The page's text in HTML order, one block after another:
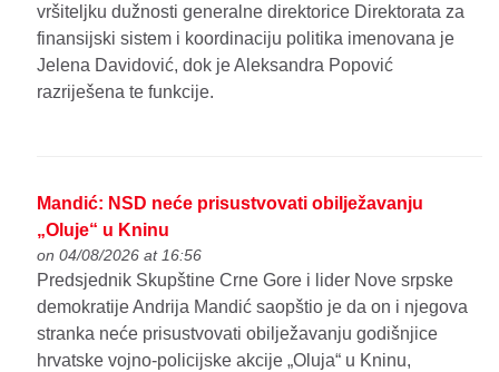
vršiteljku dužnosti generalne direktorice Direktorata za
finansijski sistem i koordinaciju politika imenovana je
Jelena Davidović, dok je Aleksandra Popović
razriješena te funkcije.
Mandić: NSD neće prisustvovati obilježavanju
„Oluje“ u Kninu
on 04/08/2026 at 16:56
Predsjednik Skupštine Crne Gore i lider Nove srpske
demokratije Andrija Mandić saopštio je da on i njegova
stranka neće prisustvovati obilježavanju godišnjice
hrvatske vojno-policijske akcije „Oluja“ u Kninu,